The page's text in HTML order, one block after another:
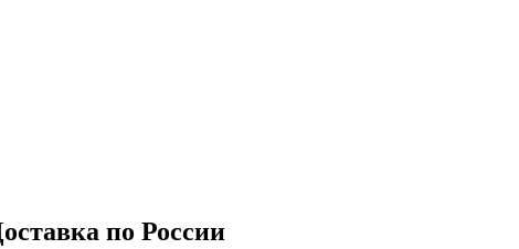
по России